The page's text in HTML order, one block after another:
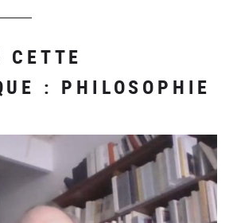
CETTE
: PHILOSOPHIE